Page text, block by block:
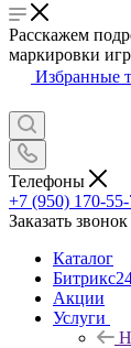
Расскажем
маркировки
Избранные
Телефоны
+7 (950) 170-
Заказать звонок
Каталог
Акции
Услуги